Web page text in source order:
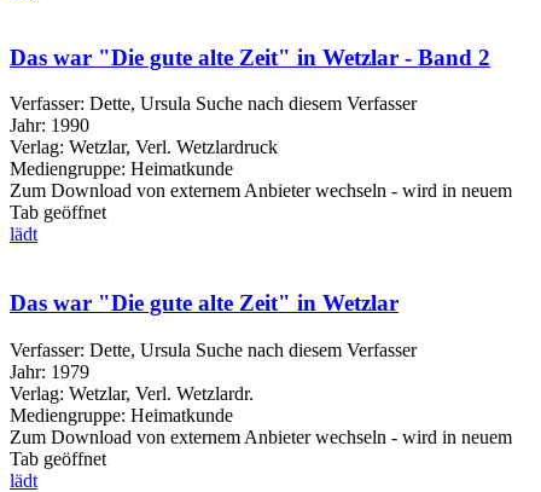
Das war "Die gute alte Zeit" in Wetzlar - Band 2
Verfasser: Dette, Ursula Suche nach diesem Verfasser
Jahr: 1990
Verlag: Wetzlar, Verl. Wetzlardruck
Mediengruppe: Heimatkunde
Zum Download von externem Anbieter wechseln - wird in neuem
Tab geöffnet
lädt
Das war "Die gute alte Zeit" in Wetzlar
Verfasser: Dette, Ursula Suche nach diesem Verfasser
Jahr: 1979
Verlag: Wetzlar, Verl. Wetzlardr.
Mediengruppe: Heimatkunde
Zum Download von externem Anbieter wechseln - wird in neuem
Tab geöffnet
lädt